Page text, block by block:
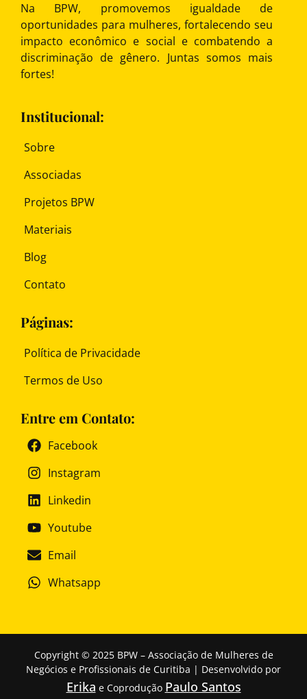
Na BPW, promovemos igualdade de
oportunidades para mulheres, fortalecendo seu
impacto econômico e social e combatendo a
discriminação de gênero. Juntas somos mais
fortes!
Institucional:
Sobre
Associadas
Projetos BPW
Materiais
Blog
Contato
Páginas:
Política de Privacidade
Termos de Uso
Entre em Contato:
Facebook
Instagram
Linkedin
Youtube
Email
Whatsapp
Copyright © 2025 BPW – Associação de Mulheres de
Negócios e Profissionais de Curitiba | Desenvolvido por
Erika e Coprodução Paulo Santos